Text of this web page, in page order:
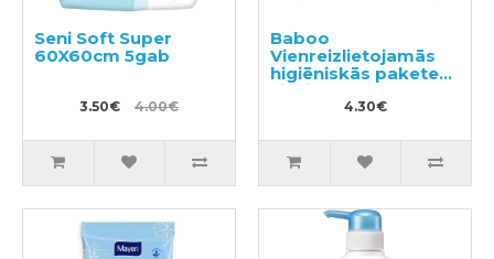
Seni Soft Super
60X60cm 5gab
3.50€ 4.00€
Baboo
Vienreizlietojamās
higiēniskās paketes
sievietēm 10gab
4.30€